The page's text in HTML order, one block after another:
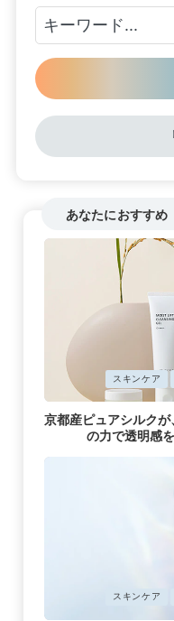
あなたにおすすめ
載
済
スキンケア
京都産ピュアシルク
の力で透明感
スキンケア